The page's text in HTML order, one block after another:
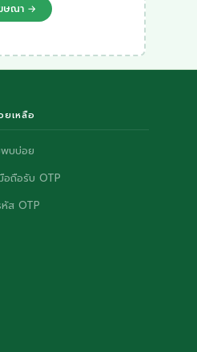
ษณา →
ยเหลือ
บบ่อย
ถือรับ OTP
ส OTP